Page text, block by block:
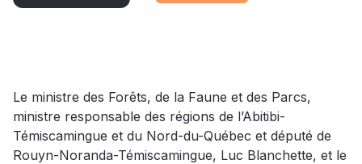
Le ministre des Forêts, de la Faune et des Parcs,
ministre responsable des régions de l’Abitibi-
Témiscamingue et du Nord-du-Québec et député de
Rouyn-Noranda-Témiscamingue, Luc Blanchette, et le